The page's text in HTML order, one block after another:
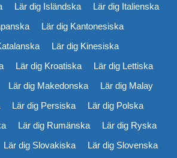
Lär dig Isländska
Lär dig Italienska
Lär dig Kantonesiska
Lär dig Kinesiska
Lär dig Kroatiska
Lär dig Lettiska
Lär dig Makedonska
Lär dig Malay
Lär dig Persiska
Lär dig Polska
Lär dig Rumänska
Lär dig Ryska
Lär dig Slovakiska
Lär dig Slovenska